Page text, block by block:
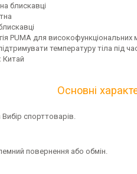
блискавці
PUMA для
температуру тіла під
Китай
Основні
спорттоварів.
повернення або обмін.